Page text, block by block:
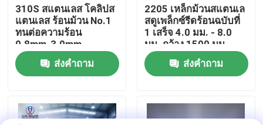
ขดลวดเหล็กคาร์บอน
แผ่นเหล็กคาร์บอน
แผ่นเพลทสแตนเลส
310S สแตนเลส โคลิปส
แตนเลส ร้อนม้วน No.1
ทนต่อความร้อน
0.8mm-3.0mm
1500mm ความกว้าง
สําหรับอุปกรณ์เตาหม้อ
ส่งคำถาม
2205 เหล็กม้วนสแตนเล
สดูเพล็กซ์รีดร้อนฉบับที่
1 เสร็จ 4.0 มม. - 8.0
มม. กว้าง 1500 มม.
สำหรับการผลิตภาชนะ
รับความดันส่งคำถาม